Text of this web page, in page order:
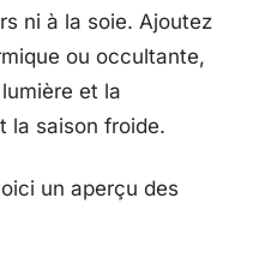
ni à la soie. Ajoutez
ou occultante,
et la
la saison froide.
un aperçu des